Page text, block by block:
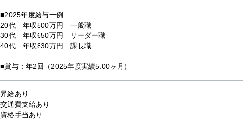
■2025年度給与一例
20代 年収500万円 一般職
30代 年収650万円 リーダー職
40代 年収830万円 課長職
■賞与：年2回（2025年度実績5.00ヶ月）
昇給あり
交通費支給あり
資格手当あり